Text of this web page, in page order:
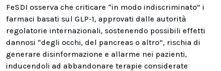
FeSDI osserva che criticare “in modo indiscriminato” i
farmaci basati sul GLP-1, approvati dalle autorità
regolatorie internazionali, sostenendo possibili effetti
dannosi “degli occhi, del pancreas o altro”, rischia di
generare disinformazione e allarme nei pazienti,
inducendoli ad abbandonare terapie considerate